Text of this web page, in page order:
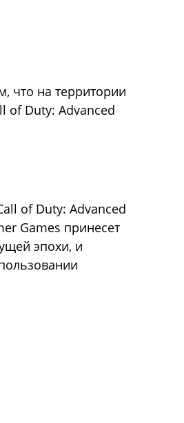
что на территории
of Duty: Advanced
of Duty: Advanced
Games принесет
эпохи, и